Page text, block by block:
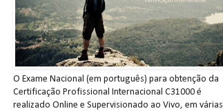
O Exame Nacional (em português) para obtenção da
Certificação Profissional Internacional C31000 é
realizado Online e Supervisionado ao Vivo, em várias